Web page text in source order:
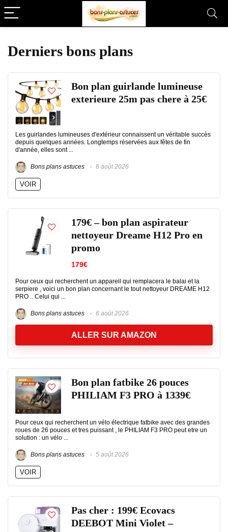
Derniers bons plans
Bon plan guirlande lumineuse
exterieure 25m pas chere à 25€
Les guirlandes lumineuses d'extérieur connaissent un véritable succès
depuis quelques années. Longtemps réservées aux fêtes de fin
d'année, elles sont ...
Bons plans astuces 6 août 2026
VOIR
179€ – bon plan aspirateur
nettoyeur Dreame H12 Pro en
promo
179€
Pour ceux qui recherchent un appareil qui remplacera le balai et la
serpiere , voici un bon plan concernant le tout nettoyeur DREAME H12
PRO .. Celui qui ...
Bons plans astuces 6 août 2026
ALLER SUR AMAZON
Bon plan fatbike 26 pouces
PHILIAM F3 PRO à 1339€
Pour ceux qui recherchent un vélo électrique fatbike avec des grandes
roues de 26 pouces et tres puissant , le PHILIAM F3 PRO peut etre un
solution : un vélo ...
Bons plans astuces 5 août 2026
VOIR
Pas cher : 199€ Ecovacs
DEEBOT Mini Violet –